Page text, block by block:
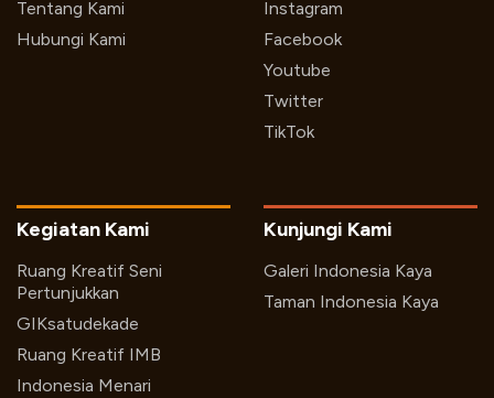
Tentang Kami
Hubungi Kami
Instagram
Facebook
Youtube
Twitter
TikTok
Kegiatan Kami
Ruang Kreatif Seni
Pertunjukkan
GIKsatudekade
Ruang Kreatif IMB
Indonesia Menari
Kunjungi Kami
Galeri Indonesia Kaya
Taman Indonesia Kaya